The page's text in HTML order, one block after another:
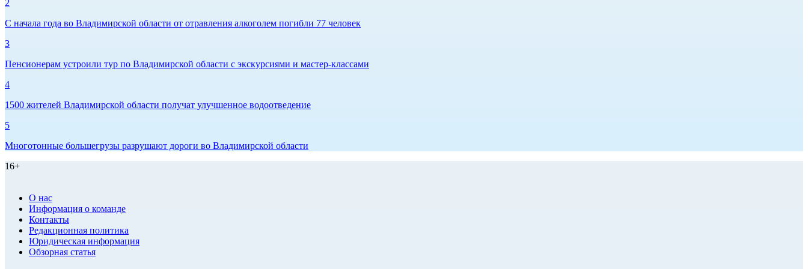
2
С начала года во Владимирской области от отравления алкоголем погибли 77 человек
3
Пенсионерам устроили тур по Владимирской области с экскурсиями и мастер-классами
4
1500 жителей Владимирской области получат улучшенное водоотведение
5
Многотонные большегрузы разрушают дороги во Владимирской области
16+
О нас
Информация о команде
Контакты
Редакционная политика
Юридическая информация
Обзорная статья